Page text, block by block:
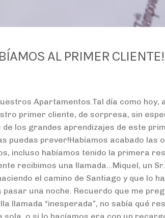
AL PRIMER CLIENTE!
Apartamentos.Tal día como hoy,
primer cliente, de sorpresa, sin
los grandes aprendizajes de este
puedas prever!Habíamos acabado las
incluso habíamos tenido la primera
recibimos una llamada…Miquel, un
el camino de Santiago y que lo
una noche. Recuerdo que me
llamada “inesperada”, no sabía qué